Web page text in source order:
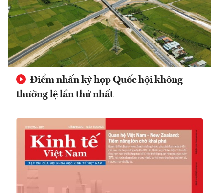
Điểm nhấn kỳ họp Quốc hội không
thường lệ lần thứ nhất